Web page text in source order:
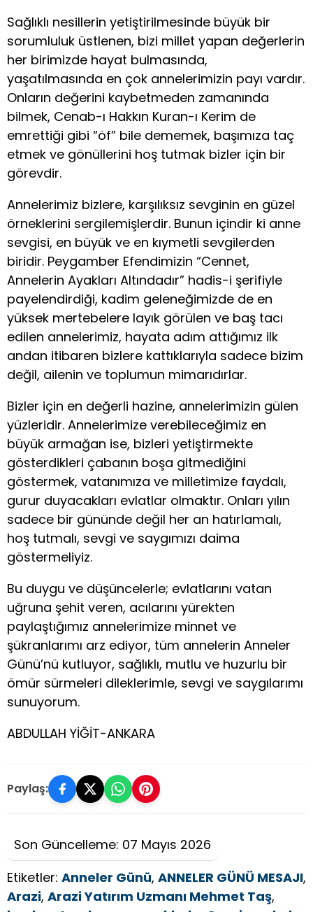
Sağlıklı nesillerin yetiştirilmesinde büyük bir
sorumluluk üstlenen, bizi millet yapan değerlerin
her birimizde hayat bulmasında,
yaşatılmasında en çok annelerimizin payı vardır.
Onların değerini kaybetmeden zamanında
bilmek, Cenab-ı Hakkın Kuran-ı Kerim de
emrettiği gibi “öf” bile dememek, başımıza taç
etmek ve gönüllerini hoş tutmak bizler için bir
görevdir.
Annelerimiz bizlere, karşılıksız sevginin en güzel
örneklerini sergilemişlerdir. Bunun içindir ki anne
sevgisi, en büyük ve en kıymetli sevgilerden
biridir. Peygamber Efendimizin “Cennet,
Annelerin Ayakları Altındadır” hadis-i şerifiyle
payelendirdiği, kadim geleneğimizde de en
yüksek mertebelere layık görülen ve baş tacı
edilen annelerimiz, hayata adım attığımız ilk
andan itibaren bizlere kattıklarıyla sadece bizim
değil, ailenin ve toplumun mimarıdırlar.
Bizler için en değerli hazine, annelerimizin gülen
yüzleridir. Annelerimize verebileceğimiz en
büyük armağan ise, bizleri yetiştirmekte
gösterdikleri çabanın boşa gitmediğini
göstermek, vatanımıza ve milletimize faydalı,
gurur duyacakları evlatlar olmaktır. Onları yılın
sadece bir gününde değil her an hatırlamalı,
hoş tutmalı, sevgi ve saygımızı daima
göstermeliyiz.
Bu duygu ve düşüncelerle; evlatlarını vatan
uğruna şehit veren, acılarını yürekten
paylaştığımız annelerimize minnet ve
şükranlarımı arz ediyor, tüm annelerin Anneler
Günü’nü kutluyor, sağlıklı, mutlu ve huzurlu bir
ömür sürmeleri dileklerimle, sevgi ve saygılarımı
sunuyorum.
ABDULLAH YİĞİT-ANKARA
Paylaş:
Son Güncelleme: 07 Mayıs 2026
Etiketler: Anneler Günü, ANNELER GÜNÜ MESAJI,
Arazi, Arazi Yatırım Uzmanı Mehmet Taş,